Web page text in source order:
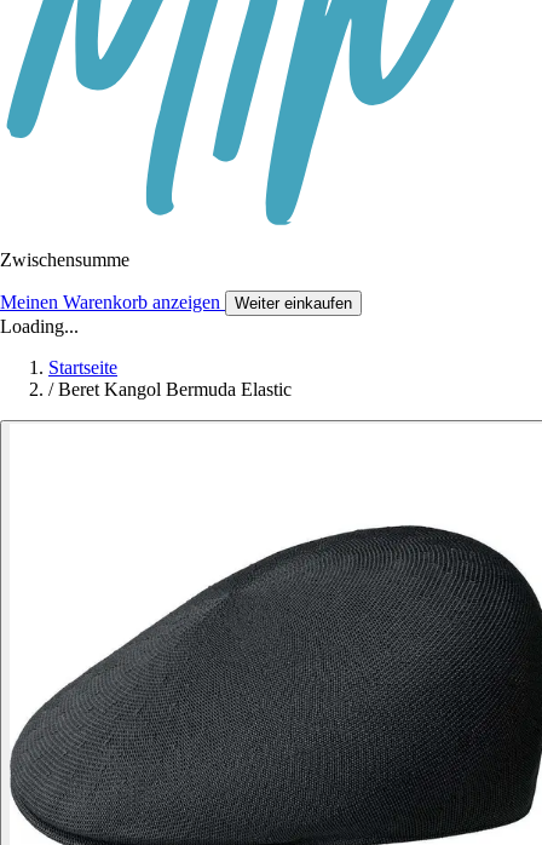
Zwischensumme
Meinen Warenkorb anzeigen Weiter einkaufen
Loading...
Startseite
/ Beret Kangol Bermuda Elastic